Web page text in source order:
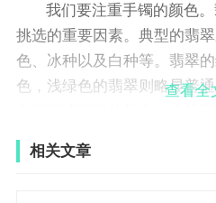
我们要注重手镯的颜色
挑选的重要因素。典型的翡
色、冰种以及白种等。翡翠
色，浅绿色的翡翠则略显普
给人带来愉悦和舒适的感觉
年来也备受瞩目。冰种翡翠
查看全
相关文章